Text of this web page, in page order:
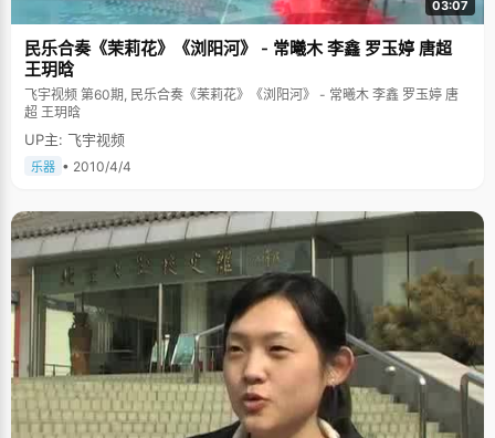
03:07
民乐合奏《茉莉花》《浏阳河》 - 常曦木 李鑫 罗玉婷 唐超
王玥晗
飞宇视频 第60期, 民乐合奏《茉莉花》《浏阳河》 - 常曦木 李鑫 罗玉婷 唐
超 王玥晗
UP主: 飞宇视频
乐器 • 2010/4/4